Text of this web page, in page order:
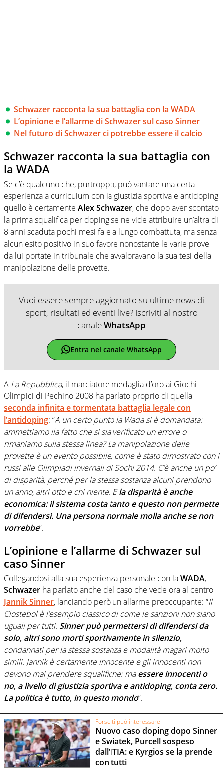
Schwazer racconta la sua battaglia con la WADA
L’opinione e l’allarme di Schwazer sul caso Sinner
Nel futuro di Schwazer ci potrebbe essere il calcio
Schwazer racconta la sua battaglia con
la WADA
Se c’è qualcuno che, purtroppo, può vantare una certa
esperienza a curriculum con la giustizia sportiva e antidoping
quello è certamente Alex Schwazer, che dopo aver scontato
la prima squalifica per doping se ne vide attribuire un’altra di
8 anni scaduta pochi mesi fa e a lungo combattuta, ma senza
alcun esito positivo in suo favore nonostante le varie prove
da lui portate in tribunale che avvaloravano la sua tesi della
manipolazione delle provette.
Vuoi essere sempre aggiornato su ultime news di
sport, risultati ed eventi live? Iscriviti al nostro
canaleWhatsApp
Entra nel canale WhatsApp
A La Repubblica, il marciatore medaglia d’oro ai Giochi
Olimpici di Pechino 2008 ha parlato proprio di quella
seconda infinita e tormentata battaglia legale con
l’antidoping: “A un certo punto la Wada si è domandata:
ammettiamo ila fatto che si sia verificato un errore o
rimaniamo sulla stessa linea? La manipolazione delle
provette è un evento possibile, come è stato dimostrato con i
russi alle Olimpiadi invernali di Sochi 2014. C’è anche un po’
di disparità, perché per la stessa sostanza alcuni prendono
un anno, altri otto e chi niente. Ela disparità è anche
economica: il sistema costa tanto e questo non permette
di difendersi. Una persona normale molla anche se non
vorrebbe”.
L’opinione e l’allarme di Schwazer sul
caso Sinner
Collegandosi alla sua esperienza personale con laWADA,
Schwazer ha parlato anche del caso che vede ora al centro
Jannik Sinner, lanciando però un allarme preoccupante: “Il
Clostebol è l’esempio classico di come le sanzioni non siano
uguali per tutti. Sinner può permettersi di difendersi da
solo, altri sono morti sportivamente in silenzio,
condannati per la stessa sostanza e modalità magari molto
simili. Jannik è certamente innocente e gli innocenti non
devono mai prendere squalifiche: maessere innocenti o
no, a livello di giustizia sportiva e antidoping, conta zero.
La politica è tutto, in questo mondo”.
Forse ti può interessare
Nuovo caso doping dopo Sinner
e Swiatek, Purcell sospeso
dall’ITIA: e Kyrgios se la prende
con tutti